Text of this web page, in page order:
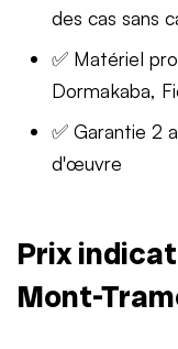
des cas sans
✅ Matériel
Dormakaba,
✅ Garantie 2
d'œuvre
Prix
Mont-